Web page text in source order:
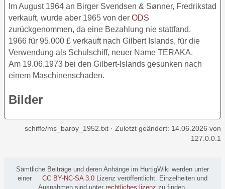
Im August 1964 an Birger Svendsen & Sønner, Fredrikstad
verkauft, wurde aber 1965 von der ODS
zurückgenommen, da eine Bezahlung nie stattfand.
1966 für 95.000 £ verkauft nach Gilbert Islands, für die
Verwendung als Schulschiff, neuer Name TERAKA.
Am 19.06.1973 bei den Gilbert-Islands gesunken nach
einem Maschinenschaden.
Bilder
schiffe/ms_baroy_1952.txt · Zuletzt geändert: 14.06.2026 von
127.0.0.1
Sämtliche Beiträge und deren Anhänge im HurtigWiki werden unter
einer
CC BY-NC-SA 3.0 Lizenz veröffentlicht. Einzelheiten und
Ausnahmen sind unter rechtliches:lizenz zu finden.